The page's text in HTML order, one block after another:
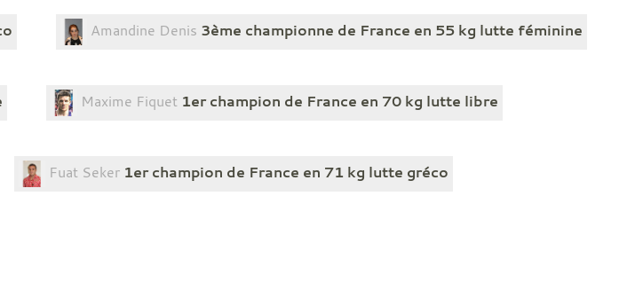
Amandine Denis 3ème championne de France en 55 kg lutte féminine
Maxime Fiquet 1er champion de France en 70 kg lutte libre
Fuat Seker 1er champion de France en 71 kg lutte gréco